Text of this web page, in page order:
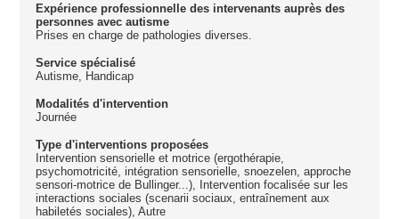
Expérience professionnelle des intervenants auprès des
personnes avec autisme
Prises en charge de pathologies diverses.
Service spécialisé
Autisme, Handicap
Modalités d'intervention
Journée
Type d'interventions proposées
Intervention sensorielle et motrice (ergothérapie,
psychomotricité, intégration sensorielle, snoezelen, approche
sensori-motrice de Bullinger...), Intervention focalisée sur les
interactions sociales (scenarii sociaux, entraînement aux
habiletés sociales), Autre